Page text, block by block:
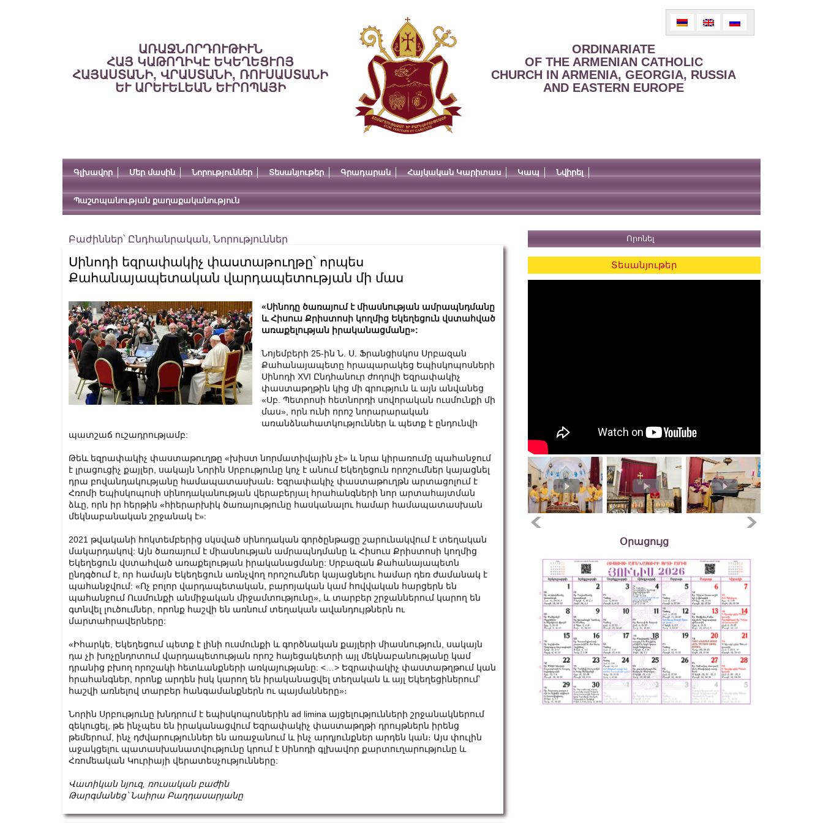
ԱՌԱՋՆՈՐԴՈՒԹԻՒՆ
ՀԱՅ ԿԱԹՈՂԻԿԷ ԵԿԵՂԵՑՒՈՅ
ՀԱՅԱՍՏԱՆԻ, ՎՐԱՍՏԱՆԻ, ՌՈՒՍԱՍՏԱՆԻ
ԵՒ ԱՐԵՒԵԼԵԱՆ ԵՒՐՈՊԱՅԻ
ORDINARIATE
OF THE ARMENIAN CATHOLIC
CHURCH IN ARMENIA, GEORGIA, RUSSIA
AND EASTERN EUROPE
Գլխավոր Մեր մասին Նորություններ Տեսանյութեր Գրադարան Հայկական Կարիտաս Կապ Նվիրել
Պաշտպանության քաղաքականություն
Բաժիններ՝ Ընդհանրական, Նորություններ
Սինոդի եզրափակիչ փաստաթուղթը՝ որպես
Քահանայապետական վարդապետության մի մաս
«Սինոդը ծառայում է միասնության ամրապնդմանը
և Հիսուս Քրիստոսի կողմից Եկեղեցուն վստահված
առաքելության իրականացմանը»:
Նոյեմբերի 25-ին Ն. Ս. Ֆրանցիսկոս Սրբազան
Քահանայապետը հրապարակեց Եպիսկոպոսների
Սինոդի XVI Ընդհանուր ժողովի Եզրափակիչ
փաստաթղթին կից մի գրություն և այն անվանեց
«Սբ. Պետրոսի հետնորդի սովորական ուսմունքի մի
մաս», որն ունի որոշ նորարարական
առանձնահատկություններ և պետք է ընդունվի
պատշաճ ուշադրությամբ:
Թեև եզրափակիչ փաստաթուղթը «խիստ նորմատիվային չէ» և նրա կիրառումը պահանջում
է լրացուցիչ քայլեր, սակայն Նորին Սրբությունը կոչ է անում Եկեղեցուն որոշումներ կայացնել
դրա բովանդակությանը համապատասխան։ Եզրափակիչ փաստաթուղթն արտացոլում է
Հռոմի Եպիսկոպոսի սինոդականության վերաբերյալ հրահանգների նոր արտահայտման
ձևը, որն իր հերթին «հիերարխիկ ծառայությունը հասկանալու համար համապատասխան
մեկնաբանական շրջանակ է»:
2021 թվականի հոկտեմբերից սկսված սինոդական գործընթացը շարունակվում է տեղական
մակարդակով: Այն ծառայում է միասնության ամրապնդմանը և Հիսուս Քրիստոսի կողմից
Եկեղեցուն վստահված առաքելության իրականացմանը: Սրբազան Քահանայապետն
ընդգծում է, որ համայն Եկեղեցուն առնչվող որոշումներ կայացնելու համար դեռ ժամանակ է
պահանջվում: «Ոչ բոլոր վարդապետական, բարոյական կամ հովվական հարցերն են
պահանջում Ուսմունքի անմիջական միջամտությունը», և տարբեր շրջաններում կարող են
գտնվել լուծումներ, որոնք հաշվի են առնում տեղական ավանդույթներն ու
մարտահրավերները:
«Իհարկե, Եկեղեցում պետք է լինի ուսմունքի և գործնական քայլերի միասնություն, սակայն
դա չի խոչընդոտում վարդապետության որոշ հայեցակետրի այլ մեկնաբանությանը կամ
դրանից բխող որոշակի հետևանքների առկայությանը: <…> Եզրափակիչ փաստաթղթում կան
հրահանգներ, որոնք արդեն իսկ կարող են իրականացվել տեղական և այլ Եկեղեցիներում՝
հաշվի առնելով տարբեր հանգամանքներն ու պայմանները»։
Նորին Սրբությունը խնդրում է եպիսկոպոսներին ad limina այցելությունների շրջանակներում
զեկուցել, թե ինչպես են իրականացվում Եզրափակիչ փաստաթղթի դրույթներն իրենց
թեմերում, ինչ դժվարություններ են առաջանում և ինչ արդյունքներ արդեն կան։ Այս փուլին
աջակցելու պատասխանատվությունը կրում է Սինոդի գլխավոր քարտուղարությունը և
Հռոմեական Կուրիայի վերատեսչությունները:
Վատիկան նյուզ, ռուսական բաժին
Թարգմանեց՝ Նաիրա Բաղդասարյանը
Տեսանյութեր
Օրացույց